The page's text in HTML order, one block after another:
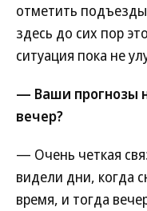
отметить
здесь до сих пор
ситуация пока не
— Ваши прогнозы
вечер?
— Очень четкая
видели дни, когда
время, и тогда